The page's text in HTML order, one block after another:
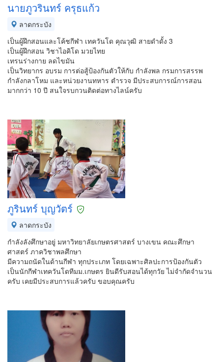
นายภูวรินทร์ ครุธแก้ว
ลาดกระบัง
เป็นผู้ฝึกสอนและโค้ชกีฬา เทควันโด คุณวุฒิ สายดำดั้ง 3
เป็นผู้ฝึกสอน วิชาไอคิโด มวยไทย
เทรนร่างกาย ลดไขมัน
เป็นวิทยากร อบรม การต่อสู้ป้องกันตัวให้กับ กำลังพล กรมการสรรพ
กำลังกลาโหม และหน่วยงานทหาร ตำรวจ มีประสบการณ์การสอน
มากกว่า 10 ปี สนใจรบกวนติดต่อทางไลน์​ครับ
ภูรินทร์ บุญวัตร์
ลาดกระบัง
กำลังลังศึกษาอยู่ มหาวิทยาลัยเกษตรศาสตร์ บางเขน คณะศึกษา
ศาสตร์ ภาควิชาพลศึกษา
มีความถนัดในด้านกีฬา ทุกประเภท โดยเฉพาะศิลปะการป้องกันตัว
เป็นนักกีฬาเทควันโดทีมม.เกษตร ยินดีรับสอนได้ทุกวัย ไม่จำกัดจำนวน
ครับ เคยมีประสบการแล้วครับ ขอบคุณครับ